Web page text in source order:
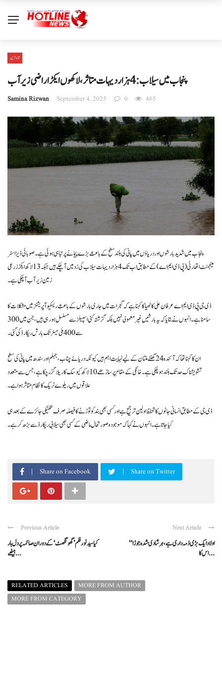
تازہ ترین
پنجاب میں سیلاب: 4 ہزار دیہات متاثر، لاکھوں ایکڑ اراضی زیر آب
Samina Rizwan September 4, 2025 0 465
پنجاب میں شدید بارشوں اور دریاؤں میں پانی کی بلند سطح کے باعث بڑے پیمانے پر تباہی ہوئی ہے۔ صوبائی ڈیزاسٹر
مینجمنٹ اتھارٹی (پی ڈی ایم اے) کے مطابق اب تک 4 ہزار دیہات سیلاب کی زد میں آ چکے ہیں جبکہ 13 لاکھ ایکڑ زرعی
زمین زیر آب آ چکی ہے۔
ڈی جی پی ڈی ایم اے عرفان علی کاٹھیا کا کہنا ہے کہ گجرات میں جاری بارشوں کے باعث ریسکیو آپریشنز میں مشکلات کا
سامنا ہے۔ انہوں نے بتایا کہ یہ بارشیں غیر معمولی نہیں بلکہ گزشتہ کئی اسپیلز سے مسلسل ہو رہی ہیں، جن میں 300
سے 400 ملی میٹر تک بارش ریکارڈ کی گئی۔
ان کا کہنا تھا کہ آئندہ 24 گھنٹے ملتان کے لیے نہایت اہم ہیں کیونکہ دریائے چناب، جہلم اور سندھ میں پانی کی سطح
تشویشناک حد تک بلند ہو چکی ہے۔ خانکی کے مقام پر ساڑھے 10 لاکھ کیوسک کا ریلا گزر چکا ہے، جس سے متعدد
علاقوں میں ریلوے ٹریک کا نظام متاثر ہوا ہے۔
ڈی جی کے مطابق انسانی جانوں کا تحفظ اولین ترجیح ہے اور کسی بھی بند کو توڑنے کا فیصلہ صرف تکنیکی جائزے کے بعد ہی
کیا جاتا ہے۔ انہوں نے کہا کہ موجودہ صورتحال ماضی کے کسی بھی سیلابی ریکارڈ سے بڑھ کر ہے۔
Share on Facebook Share on Twitter
Previous Article
کیا سید نور فلم ’گھونگھٹ‘ کے دوران صائمہ پر دل ہار
بیٹھے ...
Next Article
“اولاد ایک بڑی ذمہ داری ہے، ہر شادی شدہ جوڑا
اس کا ...
RELATED ARTICLES
MORE FROM AUTHOR
MORE FROM CATEGORY